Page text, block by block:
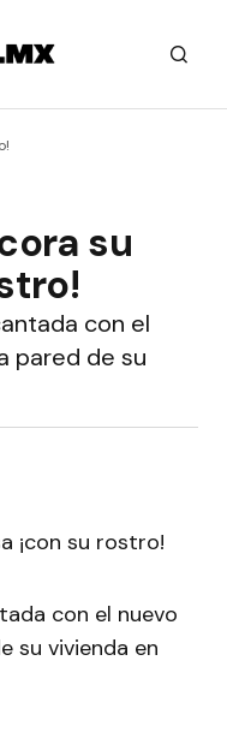
su
con el
pared de su
con el nuevo
su vivienda en